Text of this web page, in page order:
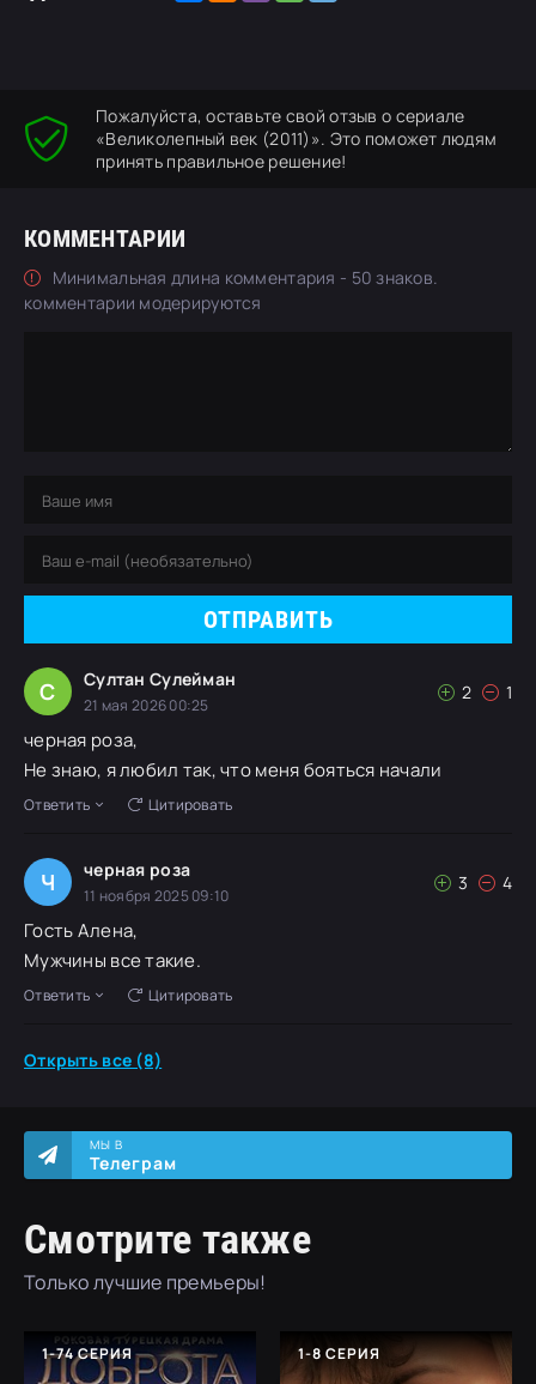
Пожалуйста, оставьте свой отзыв о сериале
«Великолепный век (2011)». Это поможет людям
принять правильное решение!
КОММЕНТАРИИ
Минимальная длина комментария - 50 знаков.
комментарии модерируются
ОТПРАВИТЬ
С Султан Сулейман
21 мая 2026 00:25
2 1
черная роза,
Не знаю, я любил так, что меня бояться начали
Ответить Цитировать
Ч черная роза
11 ноября 2025 09:10
3 4
Гость Алена,
Мужчины все такие.
Ответить Цитировать
Открыть все (8)
Смотрите также
Только лучшие премьеры!
МЫ В
Телеграм
1-74 СЕРИЯ 1-8 СЕРИЯ